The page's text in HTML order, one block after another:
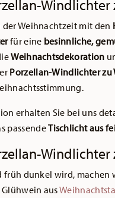
Windlichter
der Weihnachtzeit mit den
für eine besinnliche,
Weihnachtsdekoration
Porzellan-Windlichter zu
erhalten Sie bei uns
passendeTischlicht aus
Windlichter
dunkel wird, machen
Glühwein aus